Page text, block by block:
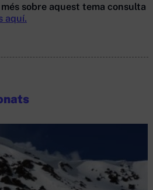
sobre aquest tema consulta
aquí.